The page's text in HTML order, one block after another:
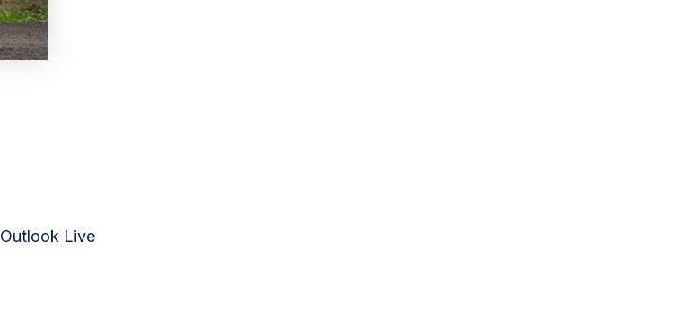
Outlook Live